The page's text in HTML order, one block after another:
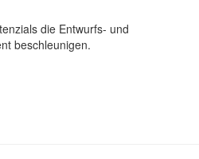
die Entwurfs- und
beschleunigen.